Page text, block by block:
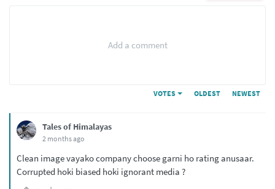
Add a comment
VOTES OLDEST NEWEST
Tales of Himalayas
2 months ago
Clean image vayako company choose garni ho rating anusaar.
Corrupted hoki biased hoki ignorant media ?